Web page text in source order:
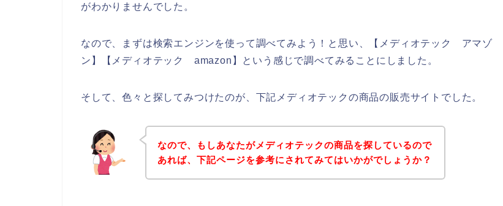
がわかりませんでした。
なので、まずは検索エンジンを使って調べてみよう！と思い、【メディオテック アマゾ
ン】【メディオテック amazon】という感じで調べてみることにしました。
そして、色々と探してみつけたのが、下記メディオテックの商品の販売サイトでした。
なので、もしあなたがメディオテックの商品を探しているので
あれば、下記ページを参考にされてみてはいかがでしょうか？